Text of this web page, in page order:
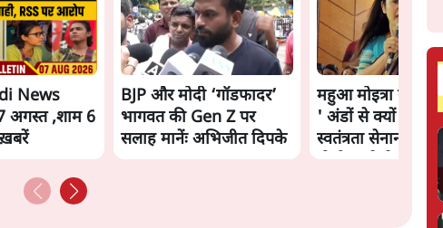
News
अगस्त ,शाम 6
BJP और मोदी ‘गॉडफादर’
भागवत की Gen Z पर
सलाह मानेंः अभिजीत दिपके
महुआ मोइत्रा से SC
' अंडों से क्यों डरती
स्वतंत्रता सेनानी सीने